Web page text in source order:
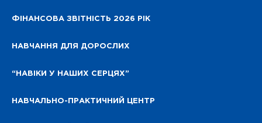
ФІНАНСОВА ЗВІТНІСТЬ 2026 РІК
НАВЧАННЯ ДЛЯ ДОРОСЛИХ
“НАВІКИ У НАШИХ СЕРЦЯХ”
НАВЧАЛЬНО-ПРАКТИЧНИЙ ЦЕНТР